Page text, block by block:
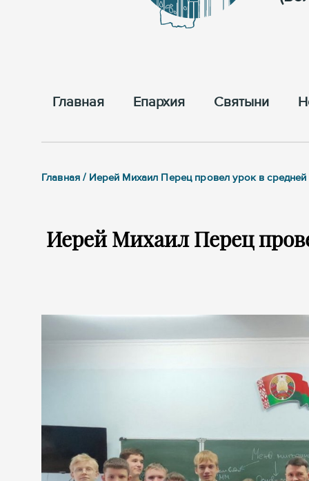
Главная Епархия Cвятыни
Главная / Иерей Михаил Перец провел урок в
Иерей Михаил Перец